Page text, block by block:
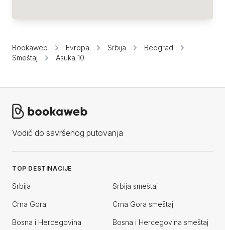
Bookaweb Evropa Srbija
Beograd
Smeštaj
Asuka 10
Vodič do savršenog putovanja
TOP DESTINACIJE
Srbija Srbija smeštaj
Crna Gora Crna Gora smeštaj
Bosna i Hercegovina Bosna i Hercegovina smeštaj